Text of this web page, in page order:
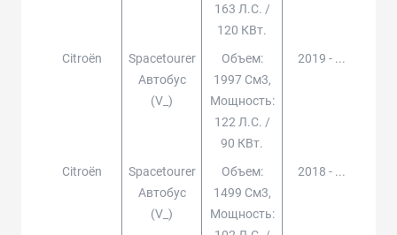
163 Л.с. /
120 КВт.
Citroën
Spacetourer
Автобус
(v_)
Объем:
1997 См3,
Мощность:
122 Л.с. /
90 КВт.
2019 - ...
Citroën
Spacetourer
Автобус
(v_)
Объем:
1499 См3,
Мощность:
2018 - ...